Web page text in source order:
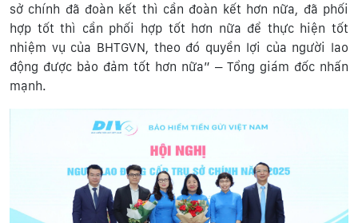
sở chính đã đoàn kết thì cần đoàn kết hơn nữa, đã phối
hợp tốt thì cần phối hợp tốt hơn nữa để thực hiện tốt
nhiệm vụ của BHTGVN, theo đó quyền lợi của người lao
động được bảo đảm tốt hơn nữa” – Tổng giám đốc nhấn
mạnh.